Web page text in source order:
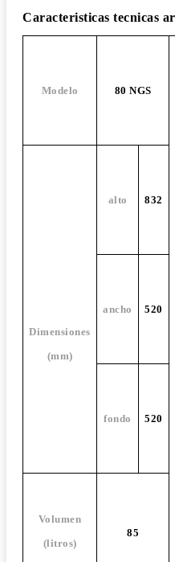
Caracteristicas tecnicas
Modelo 80 NGS
Dimensiones
(mm)
alto 832
ancho 520
fondo 520
Volumen
(litros)
85